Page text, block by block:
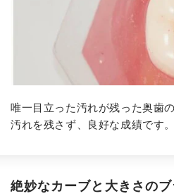
唯一目立った汚れが残った奥歯
汚れを残さず、良好な成績です。
絶妙なカーブと大きさの